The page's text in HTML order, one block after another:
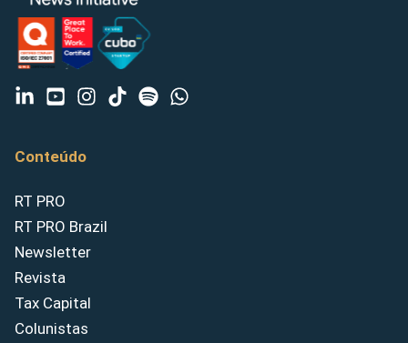
Conteúdo
RT PRO
RT PRO Brazil
Newsletter
Revista
Tax Capital
Colunistas